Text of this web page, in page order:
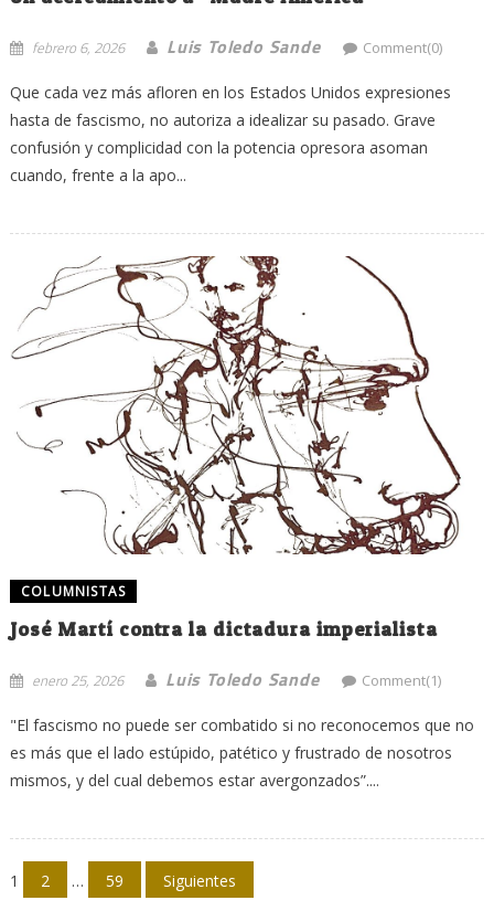
febrero 6, 2026 Luis Toledo Sande Comment(0)
Que cada vez más afloren en los Estados Unidos expresiones
hasta de fascismo, no autoriza a idealizar su pasado. Grave
confusión y complicidad con la potencia opresora asoman
cuando, frente a la apo...
COLUMNISTAS
José Martí contra la dictadura imperialista
enero 25, 2026 Luis Toledo Sande Comment(1)
"El fascismo no puede ser combatido si no reconocemos que no
es más que el lado estúpido, patético y frustrado de nosotros
mismos, y del cual debemos estar avergonzados”....
Navegación
1 2 … 59 Siguientes